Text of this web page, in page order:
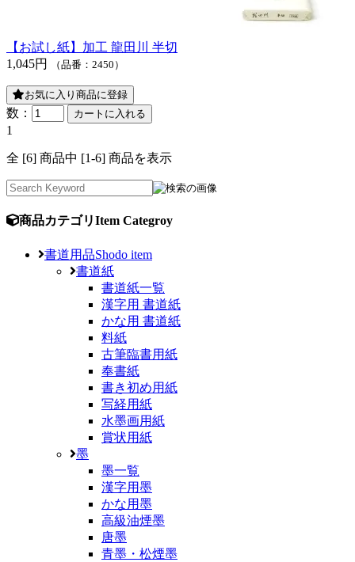
【お試し紙】加工 龍田川 半切
1,045円
（品番：2450）
お気に入り商品に登録
数：
1
全 [6] 商品中 [1-6] 商品を表示
商品カテゴリItem Categroy
書道用品Shodo item
書道紙
書道紙一覧
漢字用 書道紙
かな用 書道紙
料紙
古筆臨書用紙
奉書紙
書き初め用紙
写経用紙
水墨画用紙
賞状用紙
墨
墨一覧
漢字用墨
かな用墨
高級油煙墨
唐墨
青墨・松煙墨